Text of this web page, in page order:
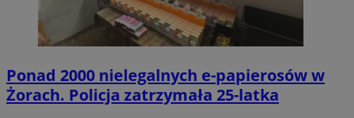
Ponad 2000 nielegalnych e-papierosów w
Żorach. Policja zatrzymała 25-latka